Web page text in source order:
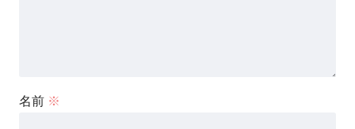
名前 ※